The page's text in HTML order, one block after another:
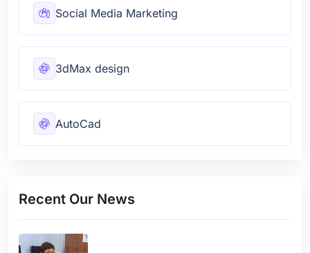
Social Media Marketing
3dMax design
AutoCad
Recent Our News